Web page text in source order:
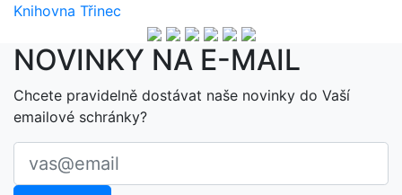
Knihovna Třinec
NOVINKY NA E-MAIL
Chcete pravidelně dostávat naše novinky do Vaší
emailové schránky?